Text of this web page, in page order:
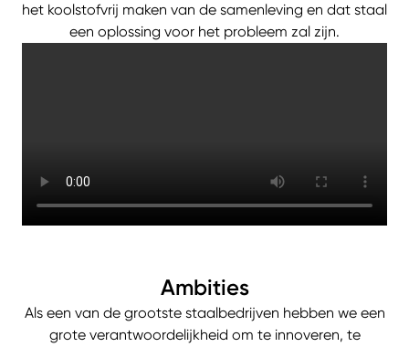
het koolstofvrij maken van de samenleving en dat staal
een oplossing voor het probleem zal zijn.
Ambities
Als een van de grootste staalbedrijven hebben we een
grote verantwoordelijkheid om te innoveren, te